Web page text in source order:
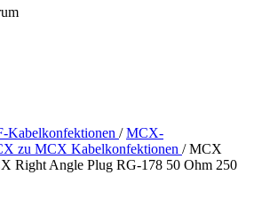
Kabelkonfektionen / MCX-
zu MCX Kabelkonfektionen / MCX
Right Angle Plug RG-178 50 Ohm 250